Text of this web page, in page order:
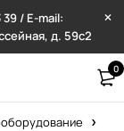
/ E-mail:
д. 59с2
0